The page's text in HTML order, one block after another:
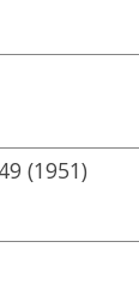
(1951)